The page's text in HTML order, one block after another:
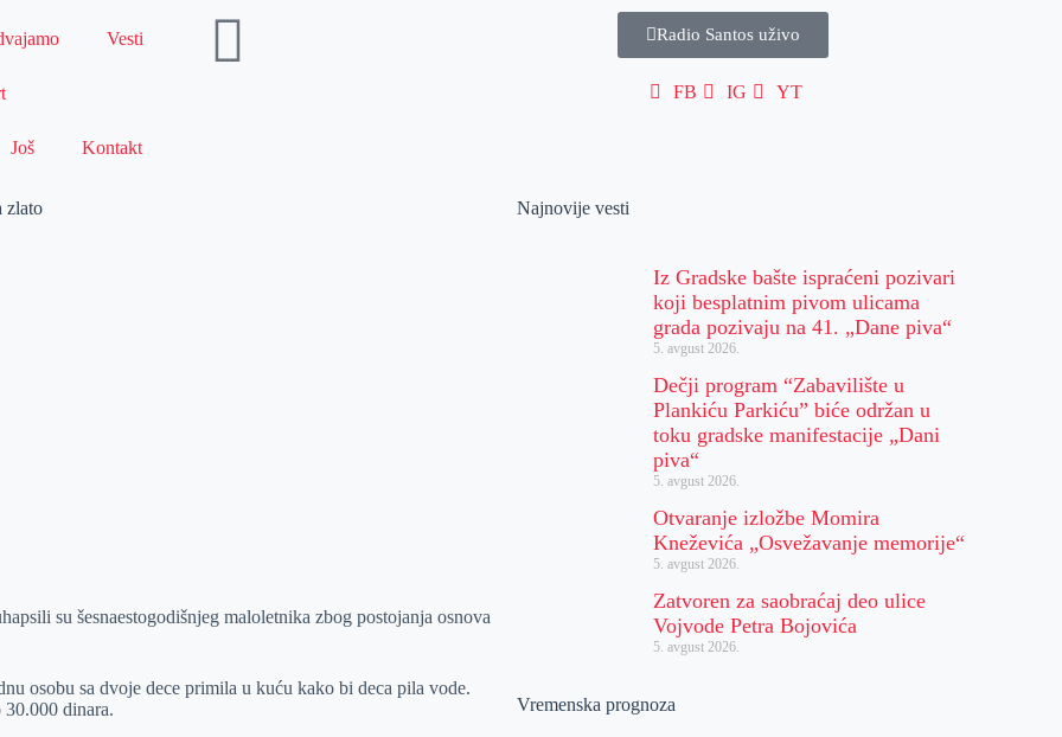
Vesti
Još Kontakt
Radio Santos uživo
FB IG YT
zlato
su šesnaestogodišnjeg maloletnika zbog postojanja osnova
osobu sa dvoje dece primila u kuću kako bi deca pila vode.
dinara.
Najnovije vesti
Iz Gradske bašte ispraćeni pozivari
koji besplatnim pivom ulicama
grada pozivaju na 41. „Dane piva“
5. avgust 2026.
Dečji program “Zabavilište u
Plankiću Parkiću” biće održan u
toku gradske manifestacije „Dani
piva“
5. avgust 2026.
Otvaranje izložbe Momira
Kneževića „Osvežavanje memorije“
5. avgust 2026.
Zatvoren za saobraćaj deo ulice
Vojvode Petra Bojovića
5. avgust 2026.
Vremenska prognoza